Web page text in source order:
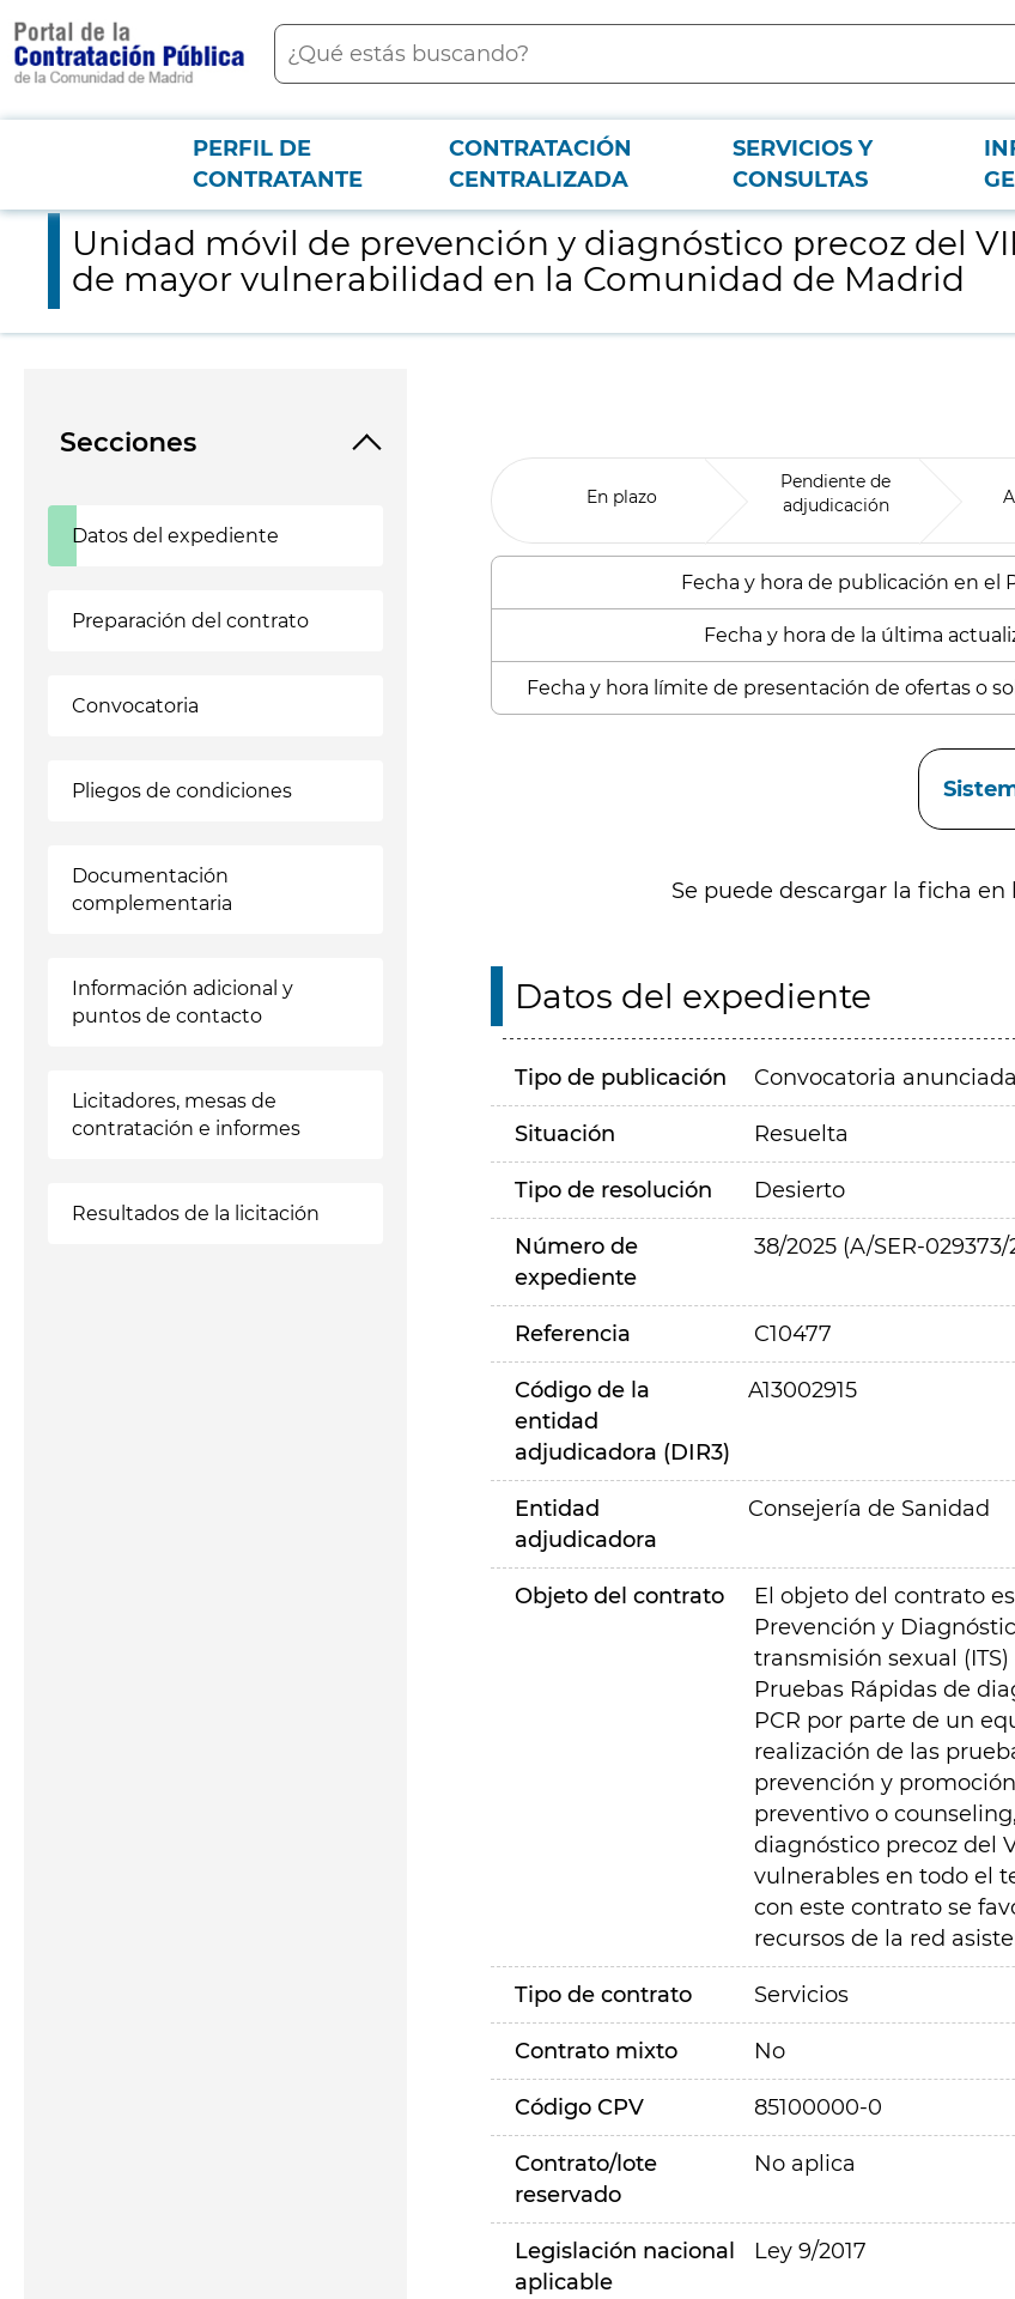
contenido
principal
Buscar
Menú PCON
PERFIL DE
CONTRATANTE
CONTRATACIÓN
CENTRALIZADA
SERVICIOS Y
CONSULTAS
Unidad móvil de prevención y diagnóstico precoz del VIH y otras ITS para colectivos de mayor vulnerabilidad en la Comunidad de
Unidad móvil de prevención y diagnóstico precoz del
de mayor vulnerabilidad en la Comunidad de Madrid
Secciones
Datos del expediente
Preparación del contrato
Convocatoria
Pliegos de condiciones
Documentación
complementaria
Información adicional y
puntos de contacto
Licitadores, mesas de
contratación e informes
Resultados de la licitación
En plazo
Pendiente de
adjudicación
Fecha y hora de publicación en el
Fecha y hora de la última
Fecha y hora límite de presentación de ofertas o
Se puede descargar la ficha
Datos del expediente
Tipo de publicación Convocatoria
Situación Resuelta
Tipo de resolución Desierto
Número de
expediente
38/2025 (A/SER-029373/
Referencia C10477
Código de la
entidad
adjudicadora (DIR3)
A13002915
Entidad
adjudicadora
Consejería de Sanidad
Objeto del contrato
El objeto del contrato
Prevención y
transmisión sexual
Pruebas Rápidas de
PCR por parte de un
realización de las
prevención y
preventivo o
diagnóstico precoz del
vulnerables en todo el
con este contrato se
recursos de la red
Tipo de contrato Servicios
Contrato mixto No
Código CPV 85100000-0
Contrato/lote
reservado
No aplica
Legislación nacional
aplicable
Ley 9/2017